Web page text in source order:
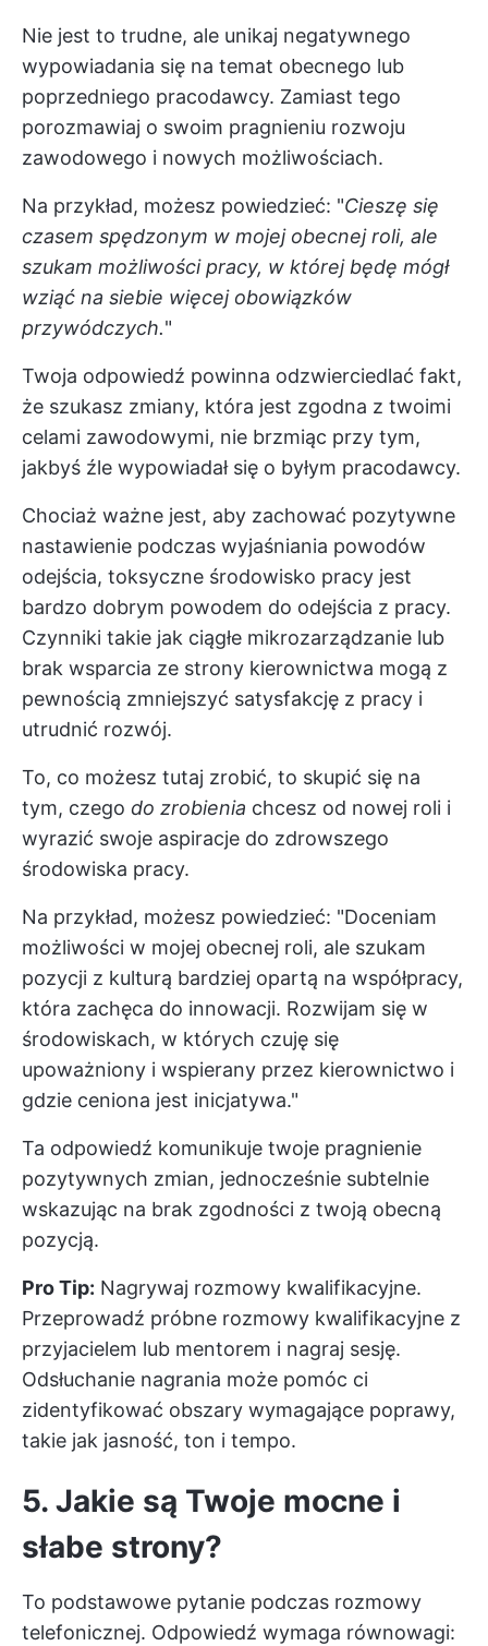
Nie jest to trudne, ale unikaj negatywnego
wypowiadania się na temat obecnego lub
poprzedniego pracodawcy. Zamiast tego
porozmawiaj o swoim pragnieniu rozwoju
zawodowego i nowych możliwościach.
Na przykład, możesz powiedzieć: "Cieszę się
czasem spędzonym w mojej obecnej roli, ale
szukam możliwości pracy, w której będę mógł
wziąć na siebie więcej obowiązków
przywódczych."
Twoja odpowiedź powinna odzwierciedlać fakt,
że szukasz zmiany, która jest zgodna z twoimi
celami zawodowymi, nie brzmiąc przy tym,
jakbyś źle wypowiadał się o byłym pracodawcy.
Chociaż ważne jest, aby zachować pozytywne
nastawienie podczas wyjaśniania powodów
odejścia, toksyczne środowisko pracy jest
bardzo dobrym powodem do odejścia z pracy.
Czynniki takie jak ciągłe mikrozarządzanie lub
brak wsparcia ze strony kierownictwa mogą z
pewnością zmniejszyć satysfakcję z pracy i
utrudnić rozwój.
To, co możesz tutaj zrobić, to skupić się na
tym, czego do zrobienia chcesz od nowej roli i
wyrazić swoje aspiracje do zdrowszego
środowiska pracy.
Na przykład, możesz powiedzieć: "Doceniam
możliwości w mojej obecnej roli, ale szukam
pozycji z kulturą bardziej opartą na współpracy,
która zachęca do innowacji. Rozwijam się w
środowiskach, w których czuję się
upoważniony i wspierany przez kierownictwo i
gdzie ceniona jest inicjatywa."
Ta odpowiedź komunikuje twoje pragnienie
pozytywnych zmian, jednocześnie subtelnie
wskazując na brak zgodności z twoją obecną
pozycją.
Pro Tip: Nagrywaj rozmowy kwalifikacyjne.
Przeprowadź próbne rozmowy kwalifikacyjne z
przyjacielem lub mentorem i nagraj sesję.
Odsłuchanie nagrania może pomóc ci
zidentyfikować obszary wymagające poprawy,
takie jak jasność, ton i tempo.
5. Jakie są Twoje mocne i
słabe strony?
To podstawowe pytanie podczas rozmowy
telefonicznej. Odpowiedź wymaga równowagi: